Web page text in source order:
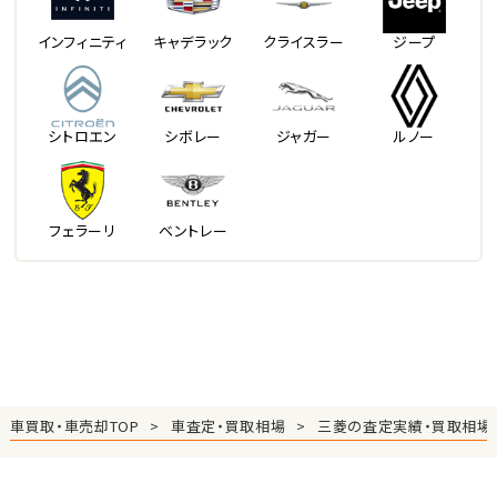
インフィニティ キャデラック クライスラー ジープ
シトロエン シボレー ジャガー ルノー
フェラーリ ベントレー
車買取・車売却TOP 車査定・買取相場 三菱の査定実績・買取相場